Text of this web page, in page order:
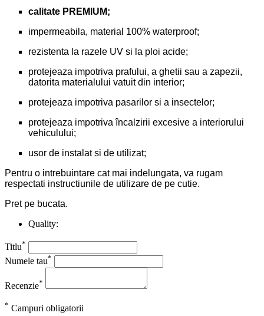
calitate PREMIUM;
impermeabila, material 100% waterproof;
rezistenta la razele UV si la ploi acide;
protejeaza impotriva prafului, a ghetii sau a zapezii,
datorita materialului vatuit din interior;
protejeaza impotriva pasarilor si a insectelor;
protejeaza impotriva încalzirii excesive a interiorului
vehiculului;
usor de instalat si de utilizat;
Pentru o intrebuintare cat mai indelungata, va rugam
respectati instructiunile de utilizare de pe cutie.
Pret pe bucata.
Quality:
Titlu*
Numele tau*
Recenzie*
* Campuri obligatorii